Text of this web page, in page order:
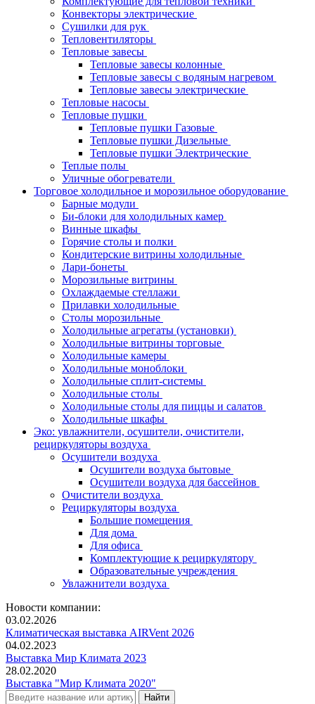
Конвекторы электрические
Сушилки для рук
Тепловентиляторы
Тепловые завесы
Тепловые завесы колонные
Тепловые завесы с водяным нагревом
Тепловые завесы электрические
Тепловые насосы
Тепловые пушки
Тепловые пушки Газовые
Тепловые пушки Дизельные
Тепловые пушки Электрические
Теплые полы
Уличные обогреватели
Торговое холодильное и морозильное оборудование
Барные модули
Би-блоки для холодильных камер
Винные шкафы
Горячие столы и полки
Кондитерские витрины холодильные
Лари-бонеты
Морозильные витрины
Охлаждаемые стеллажи
Прилавки холодильные
Столы морозильные
Холодильные агрегаты (установки)
Холодильные витрины торговые
Холодильные камеры
Холодильные моноблоки
Холодильные сплит-системы
Холодильные столы
Холодильные столы для пиццы и салатов
Холодильные шкафы
Эко: увлажнители, осушители, очистители,
рециркуляторы воздуха
Осушители воздуха
Осушители воздуха бытовые
Осушители воздуха для бассейнов
Очистители воздуха
Рециркуляторы воздуха
Большие помещения
Для дома
Для офиса
Комплектующие к рециркулятору
Образовательные учреждения
Увлажнители воздуха
Новости компании:
03.02.2026
Климатическая выставка AIRVent 2026
04.02.2023
Выставка Мир Климата 2023
28.02.2020
Выставка "Мир Климата 2020"